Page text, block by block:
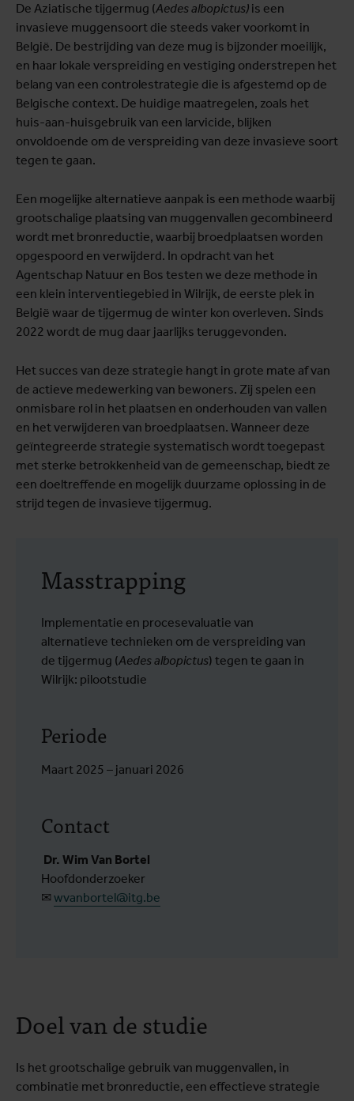
De Aziatische tijgermug (Aedes albopictus) is een
invasieve muggensoort die steeds vaker voorkomt in
België. De bestrijding van deze mug is bijzonder moeilijk,
en haar lokale verspreiding en vestiging onderstrepen het
belang van een controlestrategie die is afgestemd op de
Belgische context. De huidige maatregelen, zoals het
huis-aan-huisgebruik van een larvicide, blijken
onvoldoende om de verspreiding van deze invasieve soort
tegen te gaan.
Een mogelijke alternatieve aanpak is een methode waarbij
grootschalige plaatsing van muggenvallen gecombineerd
wordt met bronreductie, waarbij broedplaatsen worden
opgespoord en verwijderd. In opdracht van het
Agentschap Natuur en Bos testen we deze methode in
een klein interventiegebied in Wilrijk, de eerste plek in
België waar de tijgermug de winter kon overleven. Sinds
2022 wordt de mug daar jaarlijks teruggevonden.
Het succes van deze strategie hangt in grote mate af van
de actieve medewerking van bewoners. Zij spelen een
onmisbare rol in het plaatsen en onderhouden van vallen
en het verwijderen van broedplaatsen. Wanneer deze
geïntegreerde strategie systematisch wordt toegepast
met sterke betrokkenheid van de gemeenschap, biedt ze
een doeltreffende en mogelijk duurzame oplossing in de
strijd tegen de invasieve tijgermug.
Masstrapping
Implementatie en procesevaluatie van
alternatieve technieken om de verspreiding van
de tijgermug (Aedes albopictus) tegen te gaan in
Wilrijk: pilootstudie
Periode
Maart 2025 – januari 2026
Contact
Dr. Wim Van Bortel
Hoofdonderzoeker
✉ wvanbortel@itg.be
Doel van de studie
Is het grootschalige gebruik van muggenvallen, in
combinatie met bronreductie, een effectieve strategie